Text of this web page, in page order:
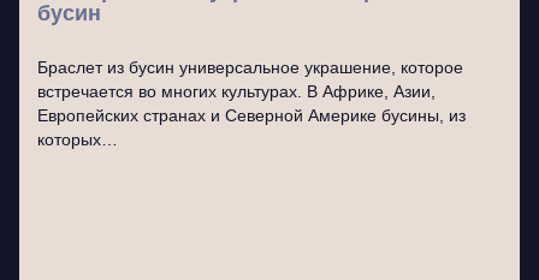
бусин
Браслет из бусин универсальное украшение, которое
встречается во многих культурах. В Африке, Азии,
Европейских странах и Северной Америке бусины, из
которых…